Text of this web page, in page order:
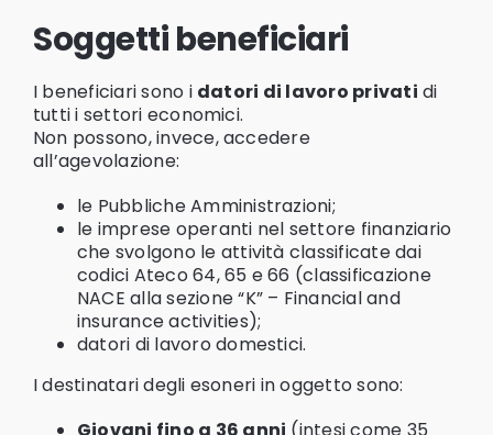
Soggetti beneficiari
I beneficiari sono i datori di lavoro privati di
tutti i settori economici.
Non possono, invece, accedere
all’agevolazione:
le Pubbliche Amministrazioni;
le imprese operanti nel settore finanziario
che svolgono le attività classificate dai
codici Ateco 64, 65 e 66 (classificazione
NACE alla sezione “K” – Financial and
insurance activities);
datori di lavoro domestici.
I destinatari degli esoneri in oggetto sono:
Giovani fino a 36 anni (intesi come 35